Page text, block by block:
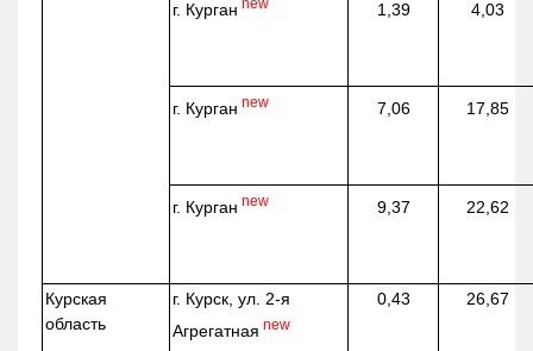
г. Курган 1,39 4,03
г. Курган new 7,06 17,85
г. Курган new 9,37 22,62
Курская
область
г. Курск, ул. 2-я
Агрегатная new
0,43 26,67